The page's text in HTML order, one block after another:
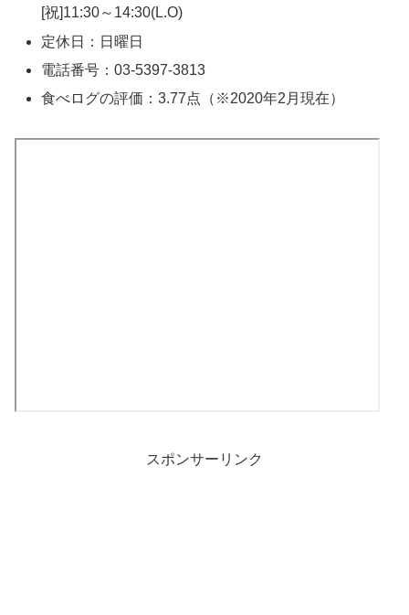
[祝]11:30～14:30(L.O)
定休日：日曜日
電話番号：03-5397-3813
食べログの評価：3.77点（※2020年2月現在）
スポンサーリンク